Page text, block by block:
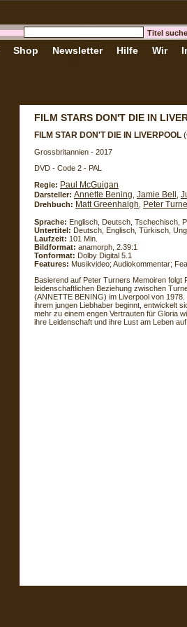
Shop Newsletter Hilfe Wir
FILM STARS DON'T DIE IN
FILM STAR DON'T DIE IN LIVERPOOL
Grossbritannien - 2017
DVD - Code 2 - PAL
Regie: Paul McGuigan
Darsteller: Annette Bening Jamie Bell
Drehbuch: Matt Greenhalgh Peter
Sprache: Englisch, Deutsch, Tschechisch,
Untertitel: Deutsch, Englisch, Türkisch,
Laufzeit: 101 Min.
Bildformat: anamorph, 2.39:1
Tonformat: Dolby Digital 5.1
Features: Musikvideo; Audiokommentar;
Basierend auf Peter Turners Memoiren
leidenschaftlichen Beziehung zwischen
(ANNETTE BENING) im Liverpool von
ihrem jungen Liebhaber beginnt, entwickelt
mehr zu einem engen Vertrauten für Gloria
ihre Leidenschaft und ihre Lust am Leben